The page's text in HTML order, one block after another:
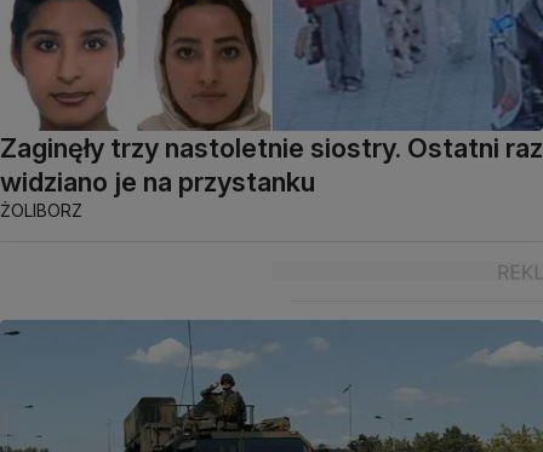
Zaginęły trzy nastoletnie siostry. Ostatni raz
widziano je na przystanku
ŻOLIBORZ